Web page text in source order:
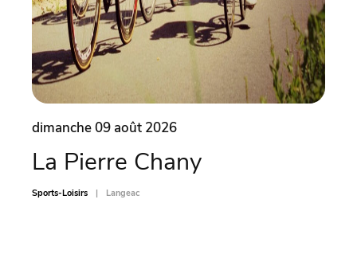
dimanche 09 août 2026
La Pierre Chany
Sports-Loisirs Langeac